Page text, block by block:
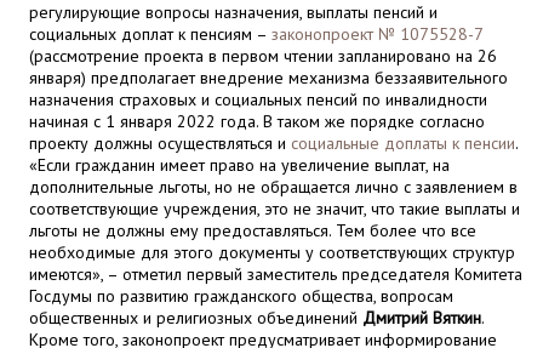
регулирующие вопросы назначения, выплаты пенсий и
социальных доплат к пенсиям – законопроект № 1075528-7
(рассмотрение проекта в первом чтении запланировано на 26
января) предполагает внедрение механизма беззаявительного
назначения страховых и социальных пенсий по инвалидности
начиная с 1 января 2022 года. В таком же порядке согласно
проекту должны осуществляться и cоциальные доплаты к пенсии.
«Если гражданин имеет право на увеличение выплат, на
дополнительные льготы, но не обращается лично с заявлением в
соответствующие учреждения, это не значит, что такие выплаты и
льготы не должны ему предоставляться. Тем более что все
необходимые для этого документы у соответствующих структур
имеются», – отметил первый заместитель председателя Комитета
Госдумы по развитию гражданского общества, вопросам
общественных и религиозных объединений Дмитрий Вяткин.
Кроме того, законопроект предусматривает информирование